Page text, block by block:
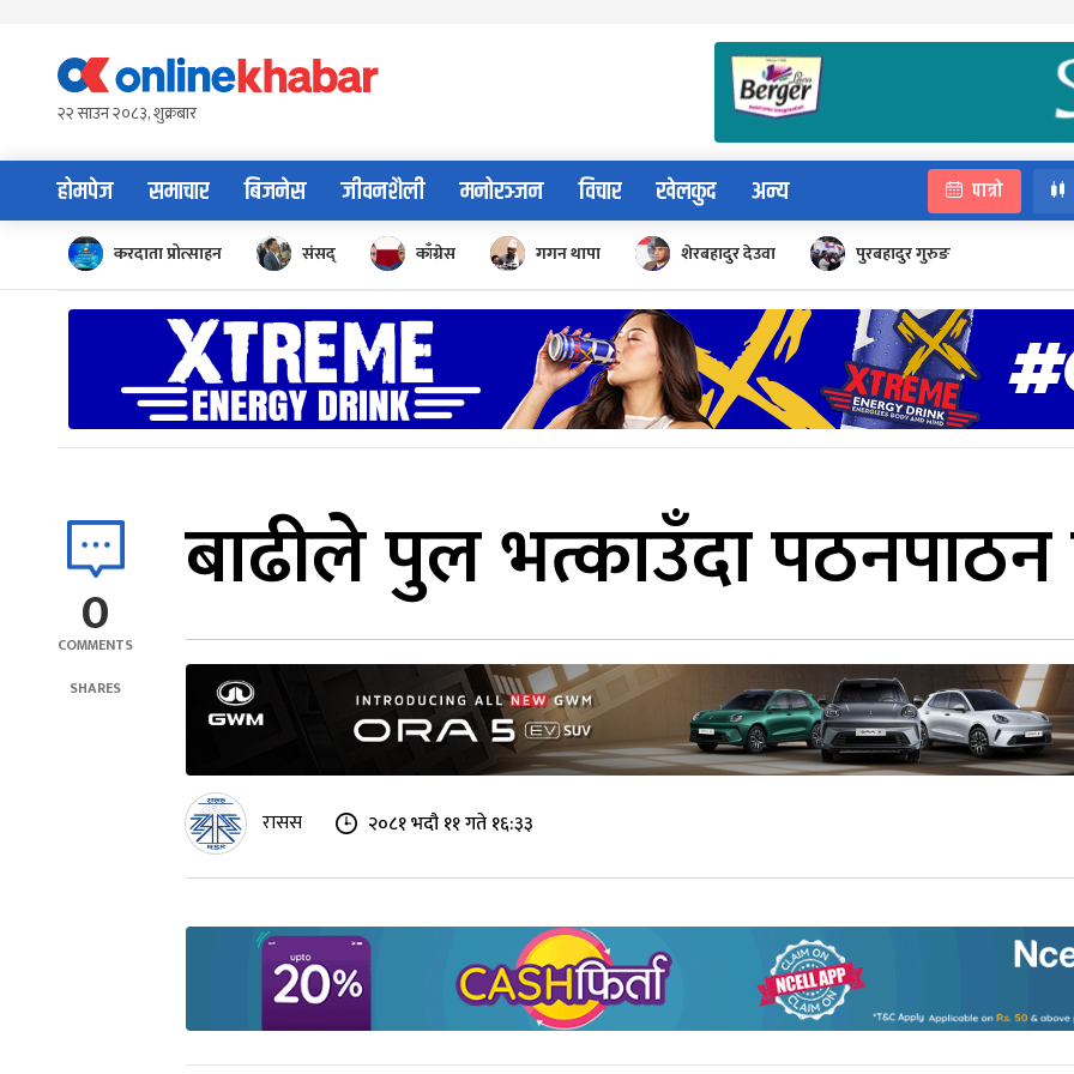
content२२ साउन २०८३, शुक्रबार
होमपेज समाचार बिजनेस जीवनशैली मनोरञ्जन विचार खेलकुद अन्य पात्रो
करदाता प्रोत्साहन संसद् काँग्रेस गगन थापा शेरबहादुर देउवा पुरबहादुर गुरुङ
0
COMMENTS
SHARES
बाढीले पुल भत्काउँदा पठनपाठन
रासस २०८१ भदौ ११ गते १६:३३